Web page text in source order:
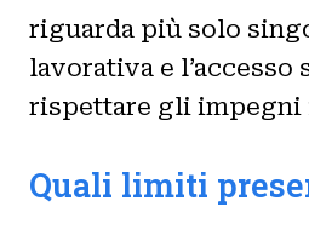
riguarda più solo
lavorativa e
rispettare gli impegni
Quali limiti